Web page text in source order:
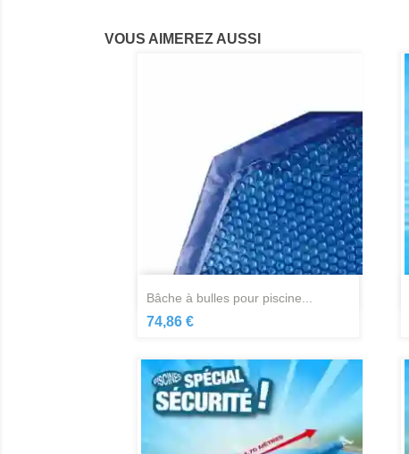
VOUS AIMEREZ AUSSI
bâche à bulles pour piscine...
74,86 €